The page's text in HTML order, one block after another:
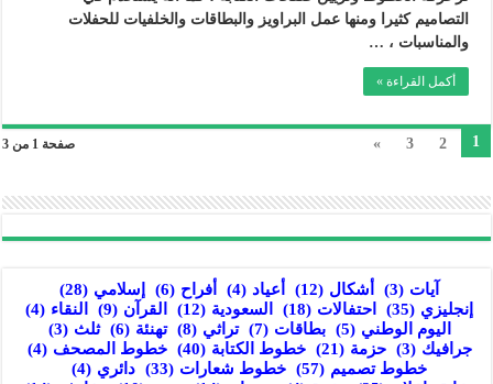
التصاميم كثيرا ومنها عمل البراويز والبطاقات والخلفيات للحفلات
والمناسبات ، …
أكمل القراءة »
صفحة 1 من 3 1
2
3
»
آيات (3) أشكال (12) أعياد (4) أفراح (6) إسلامي (28)
إنجليزي (35) احتفالات (18) السعودية (12) القرآن (9) النقاء (4)
اليوم الوطني (5) بطاقات (7) تراثي (8) تهنئة (6) ثلث (3)
جرافيك (3) حزمة (21) خطوط الكتابة (40) خطوط المصحف (4)
خطوط تصميم (57) خطوط شعارات (33) دائري (4)